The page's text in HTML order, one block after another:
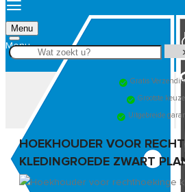
Menu
Gratis
Grootste keuze
Uitgebreide
HOEKHOUDER VOOR
KLEDINGROEDE ZWART